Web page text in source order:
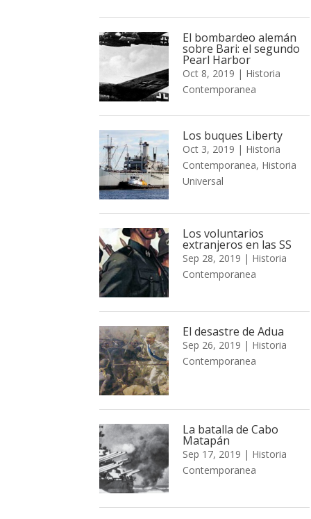
El bombardeo alemán
sobre Bari: el segundo
Pearl Harbor
Oct 8, 2019 | Historia
Contemporanea
Los buques Liberty
Oct 3, 2019 | Historia
Contemporanea, Historia
Universal
Los voluntarios
extranjeros en las SS
Sep 28, 2019 | Historia
Contemporanea
El desastre de Adua
Sep 26, 2019 | Historia
Contemporanea
La batalla de Cabo
Matapán
Sep 17, 2019 | Historia
Contemporanea